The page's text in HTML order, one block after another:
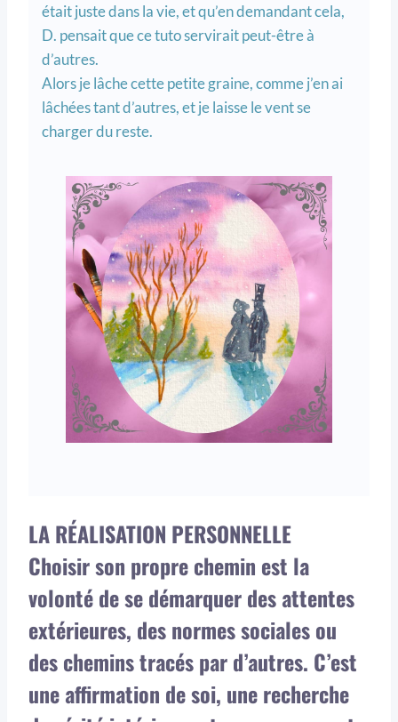
était juste dans la vie, et qu’en demandant cela,
D. pensait que ce tuto servirait peut-être à
d’autres.
Alors je lâche cette petite graine, comme j’en ai
lâchées tant d’autres, et je laisse le vent se
charger du reste.
LA RÉALISATION PERSONNELLE
Choisir son propre chemin est la
volonté de se démarquer des attentes
extérieures, des normes sociales ou
des chemins tracés par d’autres. C’est
une affirmation de soi, une recherche